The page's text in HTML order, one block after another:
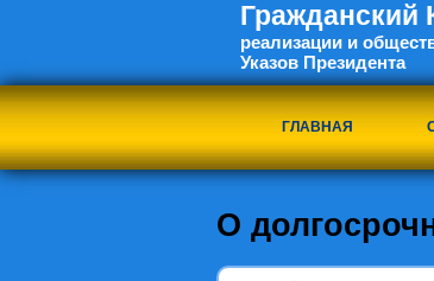
Гражданский
реализации и
Указов Президента
ГЛАВНАЯ
О